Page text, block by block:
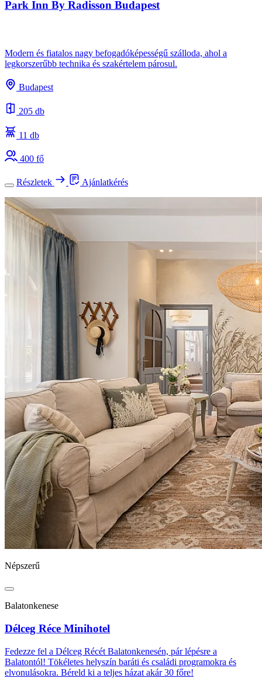
Park Inn By Radisson Budapest
Modern és fiatalos nagy befogadóképességű szálloda, ahol a
legkorszerűbb technika és szakértelem párosul.
Budapest
205 db
11 db
400 fő
Részletek Ajánlatkérés
Népszerű
Balatonkenese
Délceg Réce Minihotel
Fedezze fel a Délceg Récét Balatonkenesén, pár lépésre a
Balatontól! Tökéletes helyszín baráti és családi programokra és
elvonulásokra. Béreld ki a teljes házat akár 30 főre!